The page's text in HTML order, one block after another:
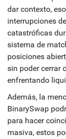
dar contexto,
interrupciones
catastróficas
sistema de
posiciones
sin poder cerrar
enfrentando
Además, la
BinarySwap
para hacer
masiva, estos